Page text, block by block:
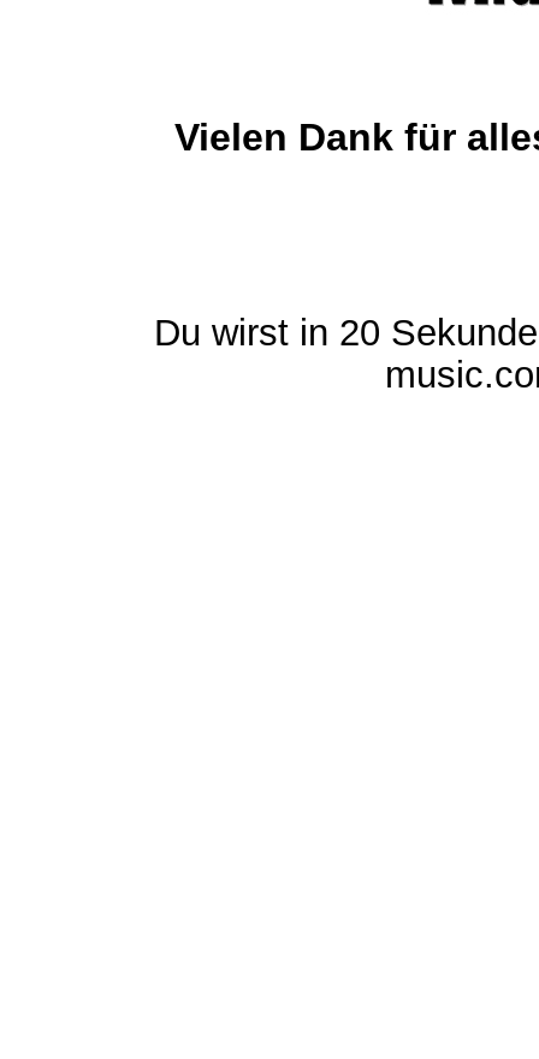
Vielen Dank für
Du wirst in 20